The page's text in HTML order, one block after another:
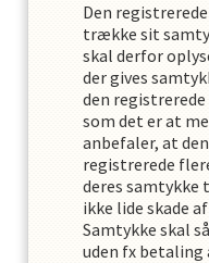
Den
trække sit
skal derfor
der gives
den
som det er at
anbefaler, at
registrerede
deres samtykke
ikke lide skade
Samtykke skal
uden fx betaling